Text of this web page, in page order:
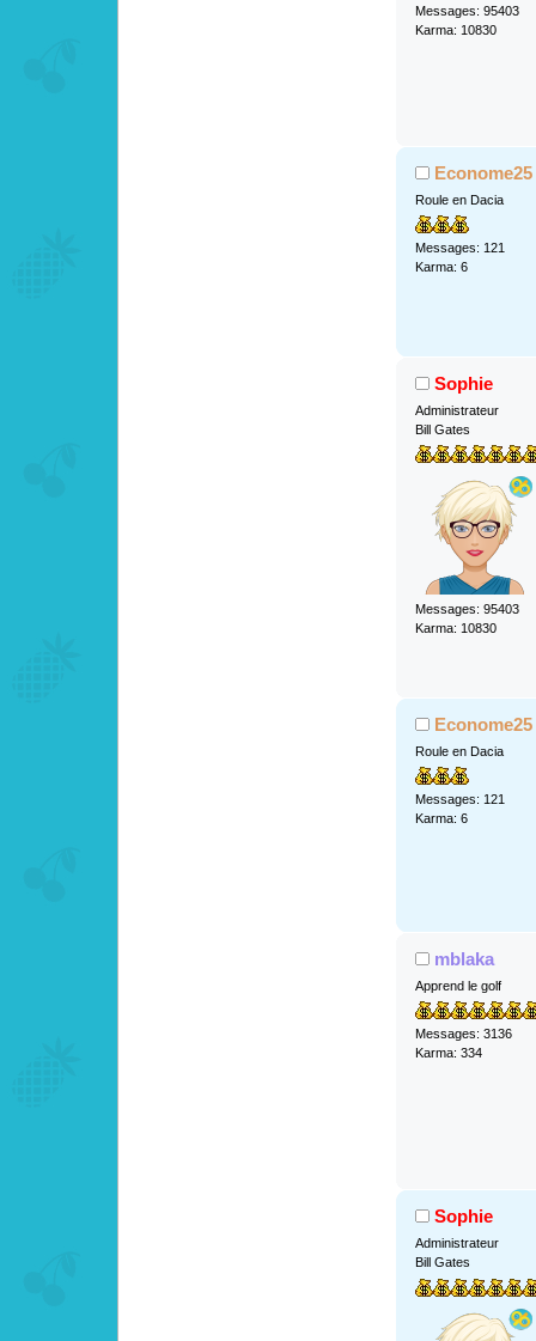
Messages: 95403
Karma: 10830
Econome25
Roule en Dacia
Messages: 121
Karma: 6
Sophie
Administrateur
Bill Gates
Messages: 95403
Karma: 10830
Econome25
Roule en Dacia
Messages: 121
Karma: 6
mblaka
Apprend le golf
Messages: 3136
Karma: 334
Sophie
Administrateur
Bill Gates